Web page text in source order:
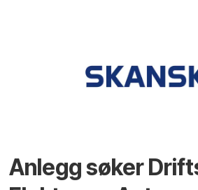
Anlegg søker